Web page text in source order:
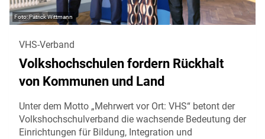
Patrick Wittmann
VHS-Verband
Volkshochschulen fordern Rückhalt
von Kommunen und Land
Unter dem Motto „Mehrwert vor Ort: VHS“ betont der
Volkshochschulverband die wachsende Bedeutung der
Einrichtungen für Bildung, Integration und